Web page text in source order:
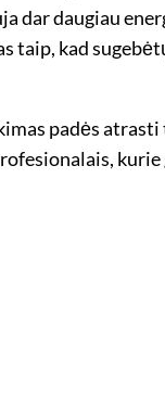
dar daugiau
taip, kad
padės